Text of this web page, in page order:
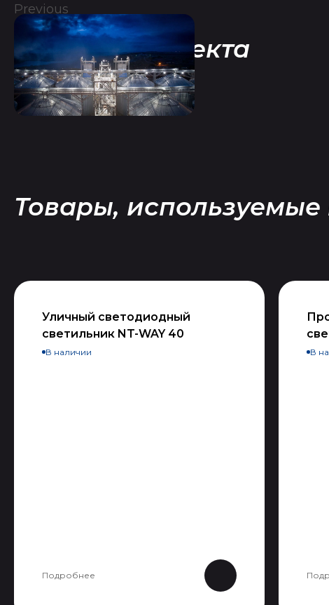
Все фото проекта
Previous
Товары, используемые
Уличный светодиодный
светильник NT-WAY 40
В наличии
Подробнее
В